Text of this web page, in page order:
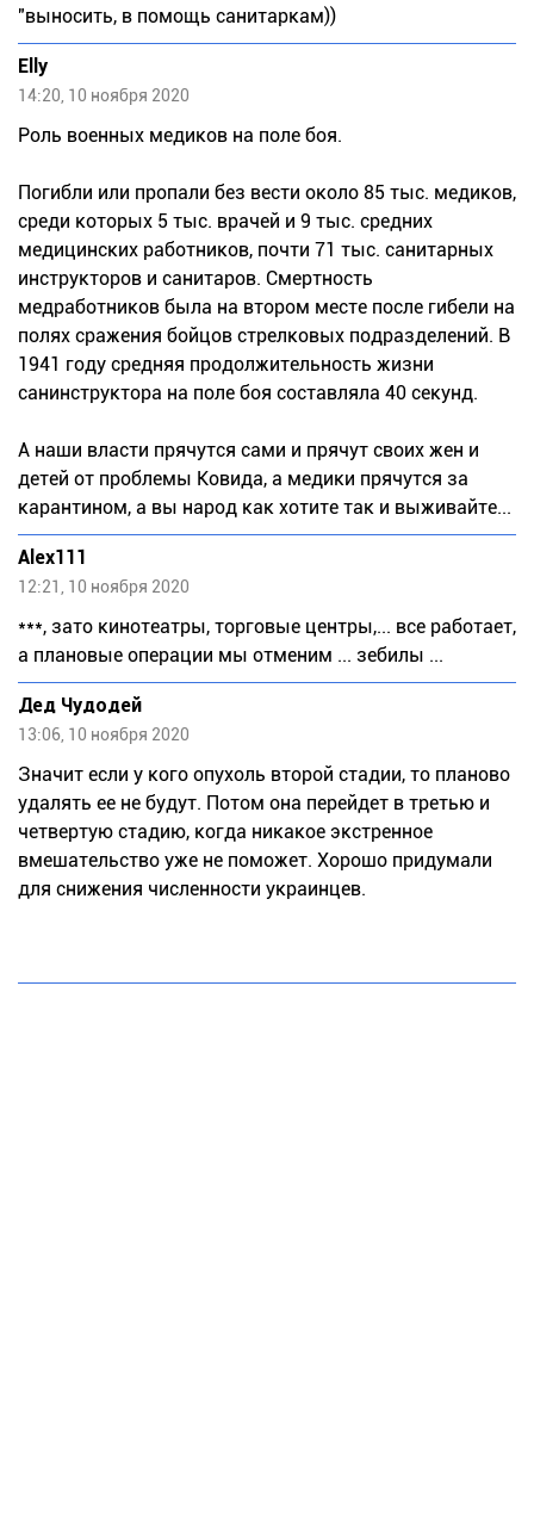
"выносить, в помощь санитаркам))
Elly
14:20, 10 ноября 2020
Роль военных медиков на поле боя.
Погибли или пропали без вести около 85 тыс. медиков,
среди которых 5 тыс. врачей и 9 тыс. средних
медицинских работников, почти 71 тыс. санитарных
инструкторов и санитаров. Смертность
медработников была на втором месте после гибели на
полях сражения бойцов стрелковых подразделений. В
1941 году средняя продолжительность жизни
санинструктора на поле боя составляла 40 секунд.
А наши власти прячутся сами и прячут своих жен и
детей от проблемы Ковида, а медики прячутся за
карантином, а вы народ как хотите так и выживайте...
Alex111
12:21, 10 ноября 2020
***, зато кинотеатры, торговые центры,... все работает,
а плановые операции мы отменим ... зебилы ...
Дед Чудодей
13:06, 10 ноября 2020
Значит если у кого опухоль второй стадии, то планово
удалять ее не будут. Потом она перейдет в третью и
четвертую стадию, когда никакое экстренное
вмешательство уже не поможет. Хорошо придумали
для снижения численности украинцев.